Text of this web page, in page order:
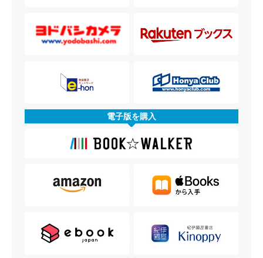
電子版を購入